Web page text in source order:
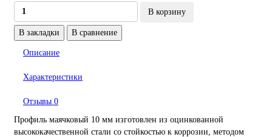
В корзину
В закладки В сравнение
Описание
Характеристики
Отзывы 0
Профиль маячковый 10 мм изготовлен из оцинкованной
высококачественной стали со стойкостью к коррозии, методом